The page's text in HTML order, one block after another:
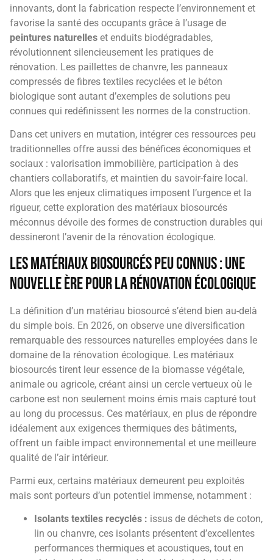
innovants, dont la fabrication respecte l’environnement et
favorise la santé des occupants grâce à l’usage de
peintures naturelles et enduits biodégradables,
révolutionnent silencieusement les pratiques de
rénovation. Les paillettes de chanvre, les panneaux
compressés de fibres textiles recyclées et le béton
biologique sont autant d’exemples de solutions peu
connues qui redéfinissent les normes de la construction.
Dans cet univers en mutation, intégrer ces ressources peu
traditionnelles offre aussi des bénéfices économiques et
sociaux : valorisation immobilière, participation à des
chantiers collaboratifs, et maintien du savoir-faire local.
Alors que les enjeux climatiques imposent l’urgence et la
rigueur, cette exploration des matériaux biosourcés
méconnus dévoile des formes de construction durables qui
dessineront l’avenir de la rénovation écologique.
Les matériaux biosourcés peu connus : une
nouvelle ère pour la rénovation écologique
La définition d’un matériau biosourcé s’étend bien au-delà
du simple bois. En 2026, on observe une diversification
remarquable des ressources naturelles employées dans le
domaine de la rénovation écologique. Les matériaux
biosourcés tirent leur essence de la biomasse végétale,
animale ou agricole, créant ainsi un cercle vertueux où le
carbone est non seulement moins émis mais capturé tout
au long du processus. Ces matériaux, en plus de répondre
idéalement aux exigences thermiques des bâtiments,
offrent un faible impact environnemental et une meilleure
qualité de l’air intérieur.
Parmi eux, certains matériaux demeurent peu exploités
mais sont porteurs d’un potentiel immense, notamment :
Isolants textiles recyclés : issus de déchets de coton,
lin ou chanvre, ces isolants présentent d’excellentes
performances thermiques et acoustiques, tout en